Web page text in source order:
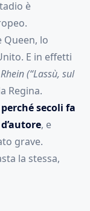
è
Queen, lo
E in effetti
(“Lassù, sul
Regina.
perché secoli fa
, e
grave.
la stessa,